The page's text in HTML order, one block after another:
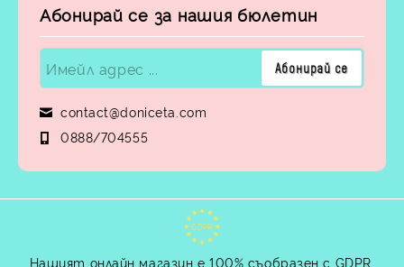
Абонирай се за нашия бюлетин
contact@doniceta.com
0888/704555
GDPR
Нашият онлайн магазин е 100% съобразен с GDPR.